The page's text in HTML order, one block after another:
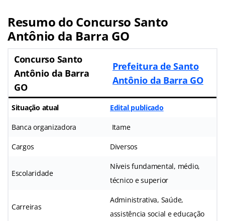
Resumo do Concurso Santo
Antônio da Barra GO
Concurso Santo
Antônio da Barra
GO
Prefeitura de Santo
Antônio da Barra GO
Situação atual Edital publicado
Banca organizadora Itame
Cargos Diversos
Escolaridade
Níveis fundamental, médio,
técnico e superior
Carreiras
Administrativa, Saúde,
assistência social e educação